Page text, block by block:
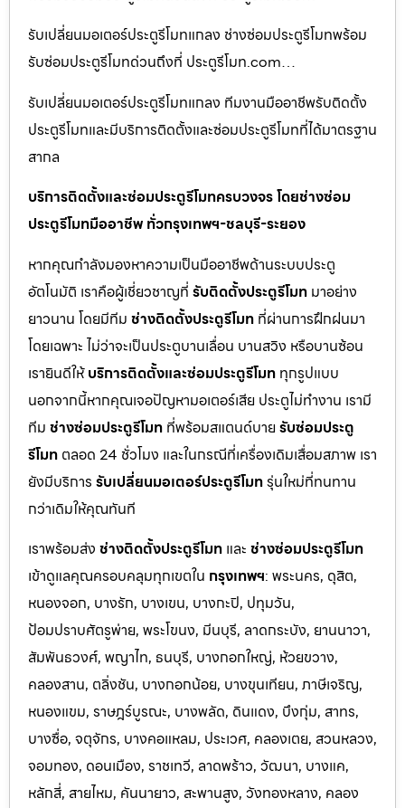
รับเปลี่ยนมอเตอร์ประตูรีโมทแกลง ช่างซ่อมประตูรีโมทพร้อม
รับซ่อมประตูรีโมทด่วนถึงที่ ประตูรีโมท.com…
รับเปลี่ยนมอเตอร์ประตูรีโมทแกลง ทีมงานมืออาชีพรับติดตั้ง
ประตูรีโมทและมีบริการติดตั้งและซ่อมประตูรีโมทที่ได้มาตรฐาน
สากล
บริการติดตั้งและซ่อมประตูรีโมทครบวงจร โดยช่างซ่อม
ประตูรีโมทมืออาชีพ ทั่วกรุงเทพฯ-ชลบุรี-ระยอง
หากคุณกำลังมองหาความเป็นมืออาชีพด้านระบบประตู
อัตโนมัติ เราคือผู้เชี่ยวชาญที่ รับติดตั้งประตูรีโมท มาอย่าง
ยาวนาน โดยมีทีม ช่างติดตั้งประตูรีโมท ที่ผ่านการฝึกฝนมา
โดยเฉพาะ ไม่ว่าจะเป็นประตูบานเลื่อน บานสวิง หรือบานซ้อน
เรายินดีให้บริการติดตั้งและซ่อมประตูรีโมท ทุกรูปแบบ
นอกจากนี้หากคุณเจอปัญหามอเตอร์เสีย ประตูไม่ทำงาน เรามี
ทีม ช่างซ่อมประตูรีโมท ที่พร้อมสแตนด์บาย รับซ่อมประตู
รีโมท ตลอด 24 ชั่วโมง และในกรณีที่เครื่องเดิมเสื่อมสภาพ เรา
ยังมีบริการ รับเปลี่ยนมอเตอร์ประตูรีโมทรุ่นใหม่ที่ทนทาน
กว่าเดิมให้คุณทันที
เราพร้อมส่ง ช่างติดตั้งประตูรีโมท และ ช่างซ่อมประตูรีโมท
เข้าดูแลคุณครอบคลุมทุกเขตใน กรุงเทพฯ: พระนคร, ดุสิต,
หนองจอก, บางรัก, บางเขน, บางกะปิ, ปทุมวัน,
ป้อมปราบศัตรูพ่าย, พระโขนง, มีนบุรี, ลาดกระบัง, ยานนาวา,
สัมพันธวงศ์, พญาไท, ธนบุรี, บางกอกใหญ่, ห้วยขวาง,
คลองสาน, ตลิ่งชัน, บางกอกน้อย, บางขุนเทียน, ภาษีเจริญ,
หนองแขม, ราษฎร์บูรณะ, บางพลัด, ดินแดง, บึงกุ่ม, สาทร,
บางซื่อ, จตุจักร, บางคอแหลม, ประเวศ, คลองเตย, สวนหลวง,
จอมทอง, ดอนเมือง, ราชเทวี, ลาดพร้าว, วัฒนา, บางแค,
หลักสี่, สายไหม, คันนายาว, สะพานสูง, วังทองหลาง, คลอง